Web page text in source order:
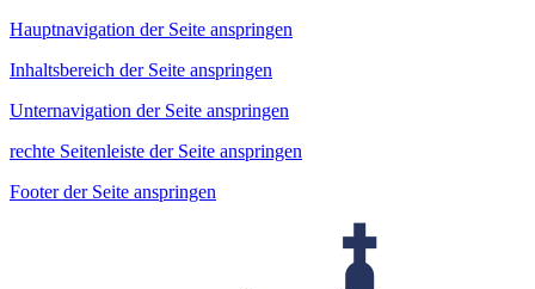
Hauptnavigation der Seite anspringen
Inhaltsbereich der Seite anspringen
Unternavigation der Seite anspringen
rechte Seitenleiste der Seite anspringen
Footer der Seite anspringen